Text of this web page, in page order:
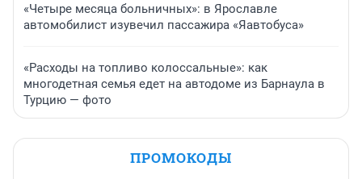
«Четыре месяца больничных»: в Ярославле
автомобилист изувечил пассажира «Яавтобуса»
«Расходы на топливо колоссальные»: как
многодетная семья едет на автодоме из Барнаула в
Турцию — фото
ПРОМОКОДЫ